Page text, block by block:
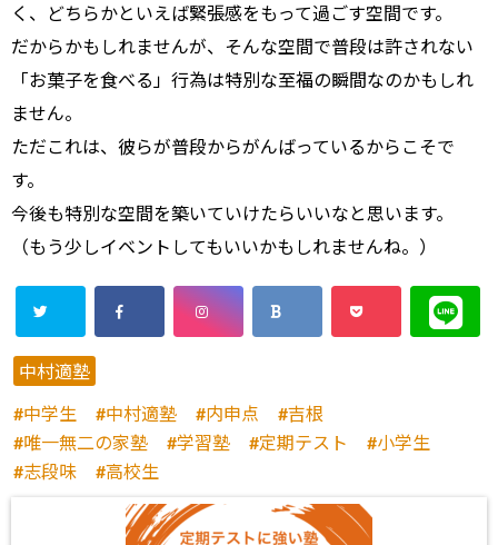
く、どちらかといえば緊張感をもって過ごす空間です。
だからかもしれませんが、そんな空間で普段は許されない
「お菓子を食べる」行為は特別な至福の瞬間なのかもしれ
ません。
ただこれは、彼らが普段からがんばっているからこそで
す。
今後も特別な空間を築いていけたらいいなと思います。
（もう少しイベントしてもいいかもしれませんね。）
中村適塾
中学生
中村適塾 内申点
吉根
唯一無二の家塾
学習塾 定期テスト
小学生
志段味
高校生